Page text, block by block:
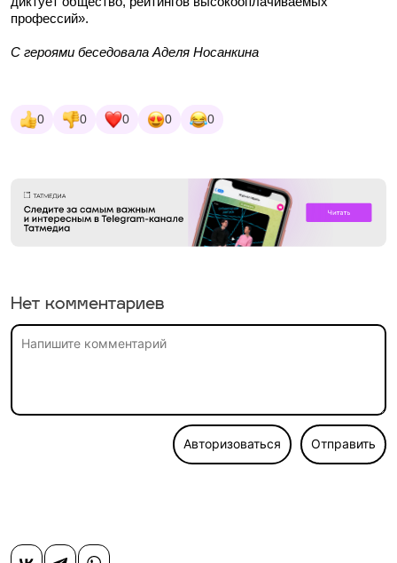
профессий».
С героями беседовала Аделя Носанкина
0 0 0 0 0
Нет комментариев
Авторизоваться Отправить